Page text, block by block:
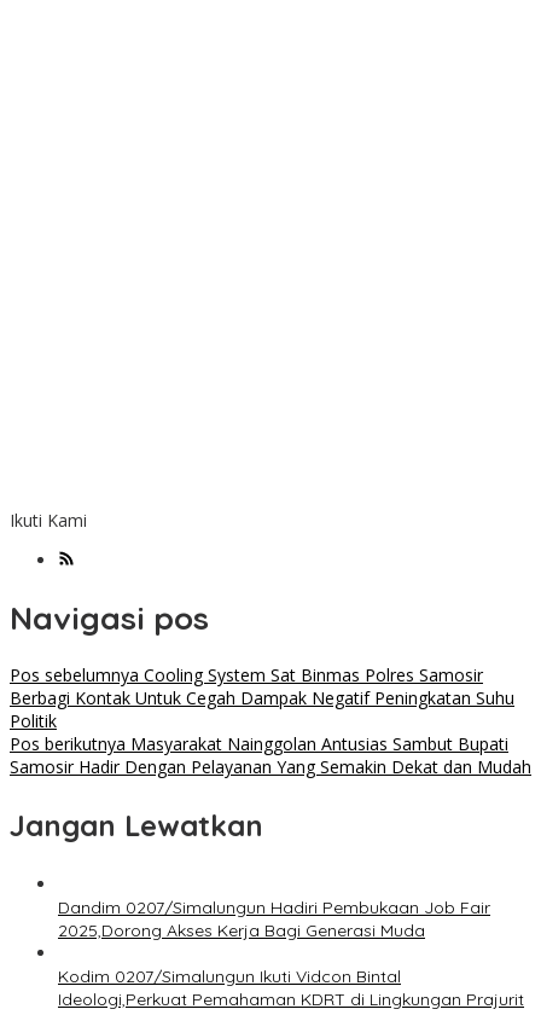
Ikuti Kami
Navigasi pos
Pos sebelumnya Cooling System Sat Binmas Polres Samosir
Berbagi Kontak Untuk Cegah Dampak Negatif Peningkatan Suhu
Politik
Pos berikutnya Masyarakat Nainggolan Antusias Sambut Bupati
Samosir Hadir Dengan Pelayanan Yang Semakin Dekat dan Mudah
Jangan Lewatkan
Dandim 0207/Simalungun Hadiri Pembukaan Job Fair
2025,Dorong Akses Kerja Bagi Generasi Muda
Kodim 0207/Simalungun Ikuti Vidcon Bintal
Ideologi,Perkuat Pemahaman KDRT di Lingkungan Prajurit